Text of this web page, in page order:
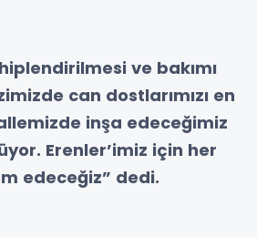
ve bakımı
can dostlarımızı en
inşa edeceğimiz
Erenler’imiz için her
edeceğiz” dedi.